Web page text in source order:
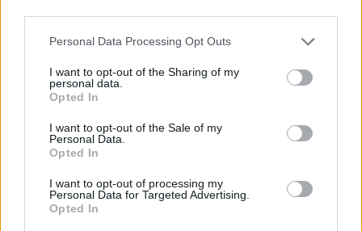
Please note that this website/app uses one or more Google
not limited to your visit or usage behaviour. You may click to
grant or deny consent to Google and its third-party tags to
use your data for below specified purposes in below Google
consent section.
Personal Data Processing Opt Outs
I want to opt-out of the Sharing of my
personal data.
Opted In
I want to opt-out of the Sale of my
Personal Data.
Opted In
I want to opt-out of processing my
Personal Data for Targeted Advertising.
Opted In
ensemble-ra. A mű később a Das Mädchen
című opera része lett, amely Andersen,
Leonardo da Vinci és Gudrun Ensslin
komponálását Leonardo egy töredékes
szövege ihlette (német fordítás: Kurt
vulkán csúcsára való feltekintés keltette
érzelmekről, gondolatokról beszél. Ezek a